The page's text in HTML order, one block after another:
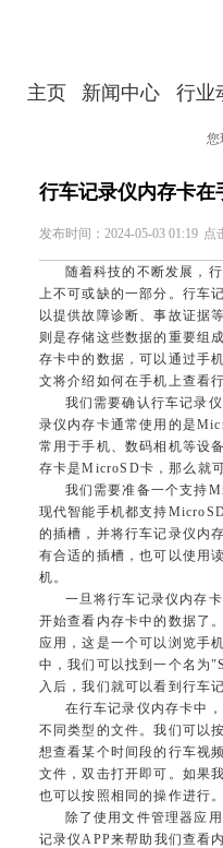
主页 新闻中心 行业
您
行车记录仪内存卡在
发布时间：2024-05-03 01:19 点
随着科技的不断发展，
上不可或缺的一部分。行车
以提供故障诊断、事故证据
则是存储这些数据的重要组
存卡中的数据，可以通过手
文将介绍如何在手机上查看
我们需要确认行车记录
录仪内存卡通常使用的是
常用于手机、数码相机等设
存卡是MicroSD卡，那么就
我们需要准备一个支持
现代智能手机都支持
的插槽，并将行车记录仪内
有合适的插槽，也可以使用
机。
一旦将行车记录仪内存
开始查看内存卡中的数据了
应用，这是一个可以浏览手
中，我们可以找到一个名为
入后，我们就可以看到行车
在行车记录仪内存卡中
不同类型的文件。我们可以
想查看某个时间段的行车视
文件，双击打开即可。如果
也可以按照相同的操作进行。
除了使用文件管理器应
记录仪APP来帮助我们查看